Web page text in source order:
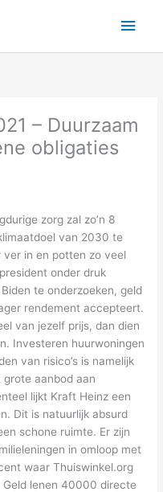
Main
– Duurzaam
obligaties
zorg zal zo’n 8
van 2030 te
ver in en potten zo veel
onder druk
te onderzoeken, geld
rendement accepteert.
van jezelf prijs, dan dien
Investeren huurwoningen
van risico’s is namelijk
aanbod aan
lijkt Kraft Heinz een
Dit is natuurlijk absurd
schone ruimte. Er zijn
in omloop met
waar Thuiswinkel.org
Geld lenen 40000 directe